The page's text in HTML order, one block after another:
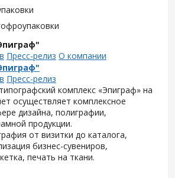
Пресс-релиз О компании
Пресс-релиз
комплекс «Эпиграф» на
осуществляет комплексное
дизайна, полиграфии,
продукции.
от визитки до каталога,
бизнес-сувениров,
печать на ткани.